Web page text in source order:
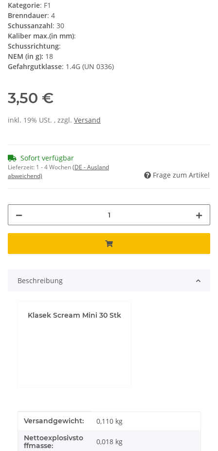
Kategorie: F1
Brenndauer: 4
Schussanzahl: 30
Kaliber max.(in mm):
Schussrichtung:
NEM (in g): 18
Gefahrgutklasse: 1.4G (UN 0336)
3,50 €
inkl. 19% USt. , zzgl. Versand
Sofort verfügbar
Lieferzeit: 1 - 4 Wochen(DE - Ausland
abweichend)
Frage zum Artikel
Beschreibung
Klasek Scream Mini 30 Stk
Produkteigenschaft
Wert
Versandgewicht: 0,110 kg
Nettoexplosivsto
ffmasse:
0,018 kg